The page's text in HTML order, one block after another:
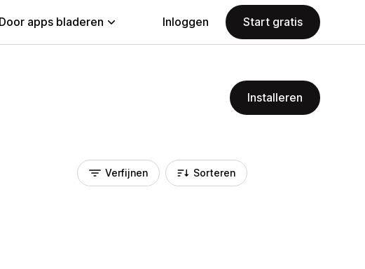
Door apps bladeren Inloggen Start gratis
Installeren
Verfijnen Sorteren